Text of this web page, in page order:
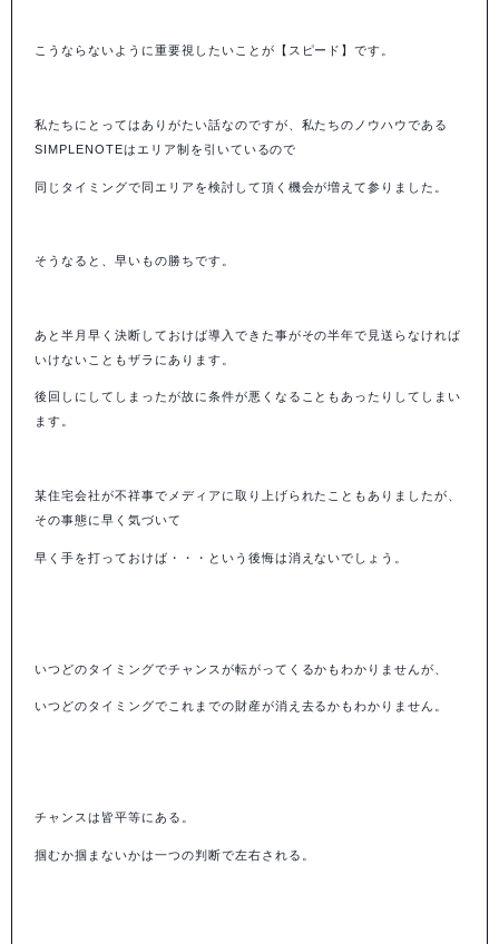
こうならないように重要視したいことが【スピード】です。
私たちにとってはありがたい話なのですが、私たちのノウハウである
SIMPLENOTEはエリア制を引いているので
同じタイミングで同エリアを検討して頂く機会が増えて参りました。
そうなると、早いもの勝ちです。
あと半月早く決断しておけば導入できた事がその半年で見送らなければ
いけないこともザラにあります。
後回しにしてしまったが故に条件が悪くなることもあったりしてしまい
ます。
某住宅会社が不祥事でメディアに取り上げられたこともありましたが、
その事態に早く気づいて
早く手を打っておけば・・・という後悔は消えないでしょう。
いつどのタイミングでチャンスが転がってくるかもわかりませんが、
いつどのタイミングでこれまでの財産が消え去るかもわかりません。
チャンスは皆平等にある。
掴むか掴まないかは一つの判断で左右される。